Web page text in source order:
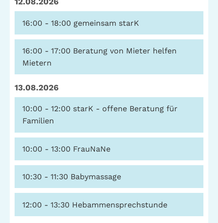
16:00 - 18:00 gemeinsam starK
16:00 - 17:00 Beratung von Mieter helfen
Mietern
13.08.2026
10:00 - 12:00 starK - offene Beratung für
Familien
10:00 - 13:00 FrauNaNe
10:30 - 11:30 Babymassage
12:00 - 13:30 Hebammensprechstunde